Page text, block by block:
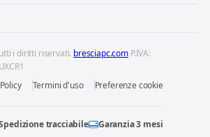
i diritti riservati. bresciapc.com P.IVA:
Termini d'uso Preferenze cookie
tracciabile Garanzia 3 mesi